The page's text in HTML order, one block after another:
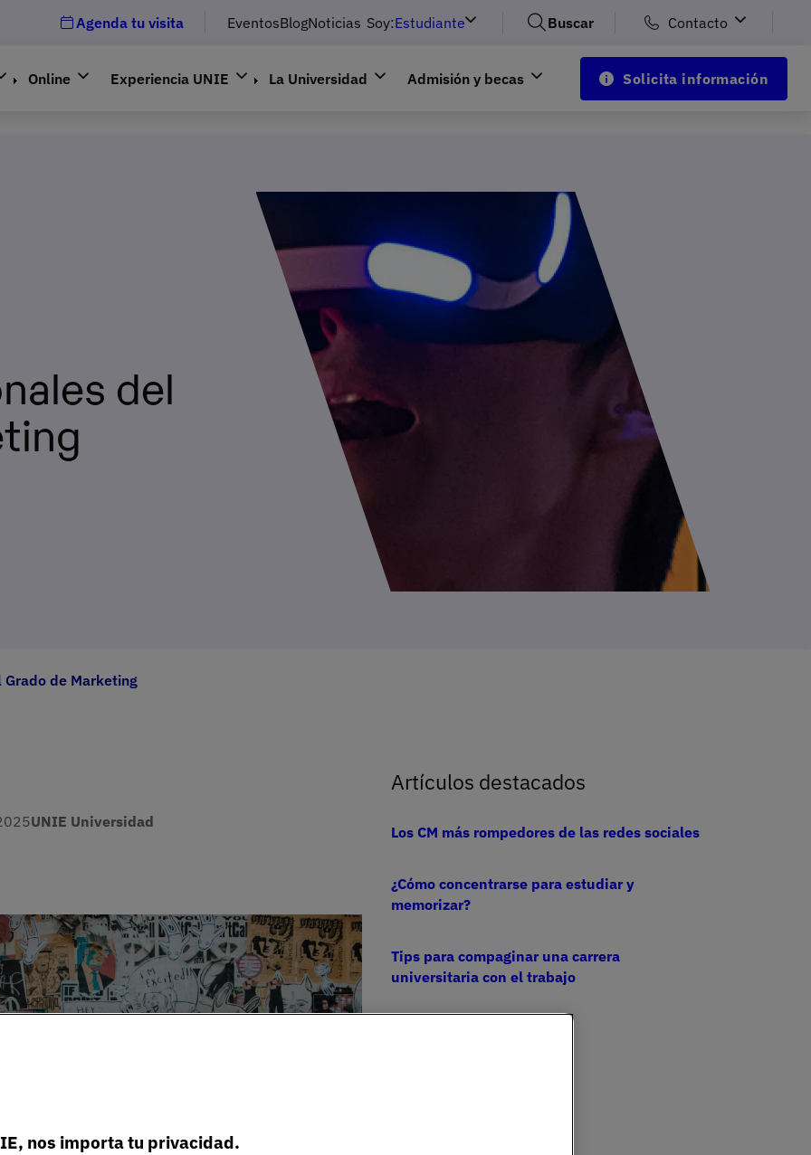
Agenda tu visita EventosBlogNoticias Soy:Estudiante Buscar Contacto
Online Experiencia UNIE La Universidad Admisión y becas Solicita información
del
de Marketing
UNIE Universidad
Artículos destacados
Los CM más rompedores de las redes sociales
¿Cómo concentrarse para estudiar y
memorizar?
Tips para compaginar una carrera
universitaria con el trabajo
nos importa tu privacidad.